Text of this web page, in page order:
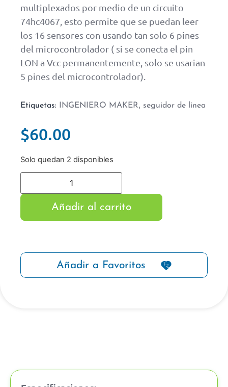
multiplexados por medio de un circuito
74hc4067, esto permite que se puedan leer
los 16 sensores con usando tan solo 6 pines
del microcontrolador ( si se conecta el pin
LON a Vcc permanentemente, solo se usarian
5 pines del microcontrolador).
Etiquetas: INGENIERO MAKER, seguidor de linea
$60.00
Solo quedan 2 disponibles
Añadir al carrito
Añadir a Favoritos